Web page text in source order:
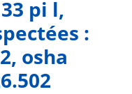
pi l,
:
osha